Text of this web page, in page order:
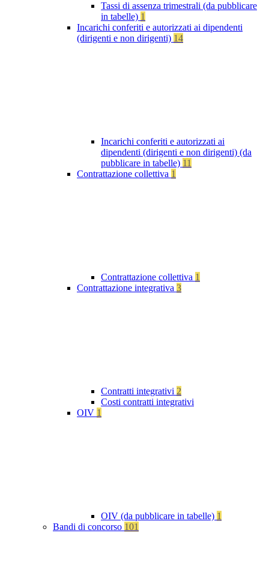
Tassi di assenza trimestrali (da pubblicare
in tabelle) 1
Incarichi conferiti e autorizzati ai dipendenti
(dirigenti e non dirigenti) 14
Incarichi conferiti e autorizzati ai
dipendenti (dirigenti e non dirigenti) (da
pubblicare in tabelle) 11
Contrattazione collettiva 1
Contrattazione collettiva 1
Contrattazione integrativa 3
Contratti integrativi 2
Costi contratti integrativi
OIV 1
OIV (da pubblicare in tabelle) 1
Bandi di concorso 101